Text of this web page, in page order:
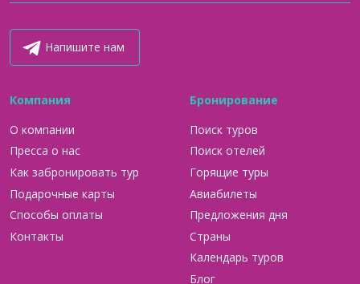
Напишите нам
Компания
О компании
Пресса о нас
Как забронировать тур
Подарочные карты
Способы оплаты
Контакты
Бронирование
Поиск туров
Поиск отелей
Горящие туры
Авиабилеты
Предложения дня
Страны
Календарь туров
Блог